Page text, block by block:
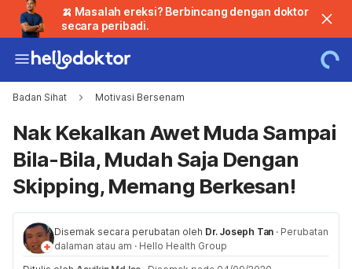
🍌 Masalah ereksi? Berbincang dengan doktor
secara peribadi.
Badan Sihat Motivasi Bersenam
Nak Kekalkan Awet Muda Sampai
Bila-Bila, Mudah Saja Dengan
Skipping, Memang Berkesan!
Disemak secara perubatan oleh Dr. Joseph Tan · Perubatan
dalaman atau am · Hello Health Group